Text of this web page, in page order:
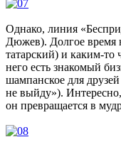
Однако, линия
Дюжев). Долгое время
татарский) и каким-то
него есть знакомый
шампанское для
не выйду»). Интересно,
он превращается в